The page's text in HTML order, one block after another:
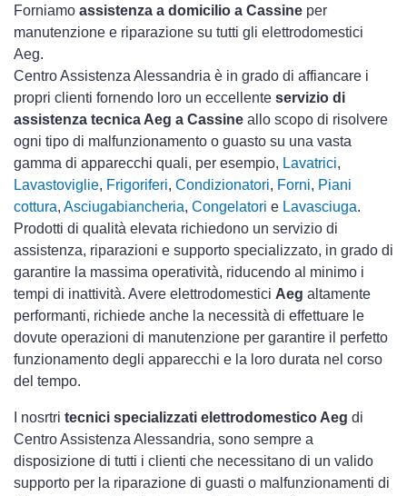
Forniamo assistenza a domicilio a Cassine per
manutenzione e riparazione su tutti gli elettrodomestici
Aeg.
Centro Assistenza Alessandria è in grado di affiancare i
propri clienti fornendo loro un eccellente servizio di
assistenza tecnica Aeg a Cassine allo scopo di risolvere
ogni tipo di malfunzionamento o guasto su una vasta
gamma di apparecchi quali, per esempio, Lavatrici,
Lavastoviglie, Frigoriferi, Condizionatori, Forni, Piani
cottura, Asciugabiancheria, Congelatori e Lavasciuga.
Prodotti di qualità elevata richiedono un servizio di
assistenza, riparazioni e supporto specializzato, in grado di
garantire la massima operatività, riducendo al minimo i
tempi di inattività. Avere elettrodomestici Aeg altamente
performanti, richiede anche la necessità di effettuare le
dovute operazioni di manutenzione per garantire il perfetto
funzionamento degli apparecchi e la loro durata nel corso
del tempo.
I nosrtri tecnici specializzati elettrodomestico Aeg di
Centro Assistenza Alessandria, sono sempre a
disposizione di tutti i clienti che necessitano di un valido
supporto per la riparazione di guasti o malfunzionamenti di